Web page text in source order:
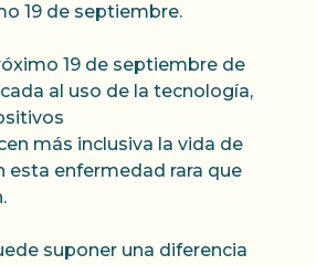
19 de septiembre.
19 de septiembre de
al uso de la tecnología,
más inclusiva la vida de
esta enfermedad rara que
suponer una diferencia